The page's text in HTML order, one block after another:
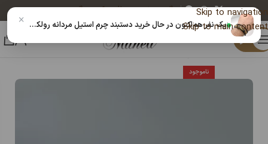
Skip to navigation
Skip to main content
پیگیری خریددریافت کد رهگیری پستی
منو
خانه ساعت
ناموجود
یک نفر هم‌اکنون در حال خرید دستبند چرم استیل مردانه رولکس | رنگ ثابت | مشکی طلایی 14030813 است ×